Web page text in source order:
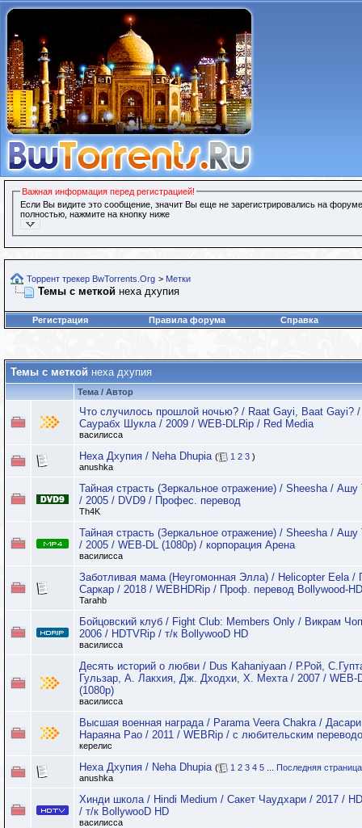
Важная информация перед регистрацией!
Если Вы видите это сообщение, значит Вы еще не зарегистрировались на
полностью, нажмите на кнопку ниже
Торрент трекер BwTorrents.Org > Метки
Темы с меткой неха дхупия
Регистрация Правила форума Справка
Темы с меткой неха дхупия
Тема / Автор
Что случилось прошлой ночью? / Raat Gayi, Baat Gayi? /
Саурабх Шукла / 2009 / WEB-DLRip / Red Media
василисса
Неха Дхупия / Neha Dhupia ( 1 2 3 )
anushka
Тайная страсть (Зеркальное отражение) / Sheesha / Ашу
/ 2005 / DVD9 / Профес. перевод
Th4K
Тайная страсть (Зеркальное отражение) / Sheesha / Ашу
/ 2005 / WEB-DL (1080p) / корпорация Арена
василисса
Заботливая мама (Неугомонная Элла) / Helicopter Eela /
Саркар / 2018 / WEBHDRip / Проф. перевод Bollywood-HD
Tarahb
Бойцовский клуб / Fight Club: Members Only / Викрам
2006 / HDTVRip / т/к BollywooD HD
василисса
Десять историй о любви / Dus Kahaniyaan / Р.Рой,
Гульзар, А. Лакхия, Дж. Дходхи, Х. Мехта / 2007 / WEB-
(1080p)
василисса
Высшая военная награда / Parama Veera Chakra / Дасари
Нараяна Рао / 2011 / WEBRip / с любительским
керелис
Неха Дхупия / Neha Dhupia ( 1 2 3 4 5
Последняя страница
anushka
Хинди школа / Hindi Medium / Сакет Чаудхари / 2017 /
/ т/к BollywooD HD
василисса